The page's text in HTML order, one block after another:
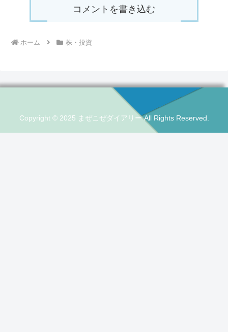
コメントを書き込む
ホーム 株・投資
Copyright © 2025 まぜこぜダイアリー All Rights Reserved.